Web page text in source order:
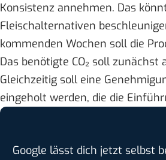
Konsistenz annehmen. Das
Fleischalternativen
kommenden Wochen soll die
Das benötigte CO₂ soll
Gleichzeitig soll eine
eingeholt werden, die die
Google lässt dich jetzt selbst